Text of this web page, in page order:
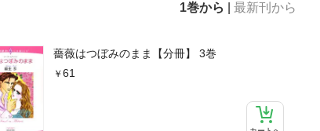
1巻から 最新刊から
薔薇はつぼみのまま【分冊】 3巻
61